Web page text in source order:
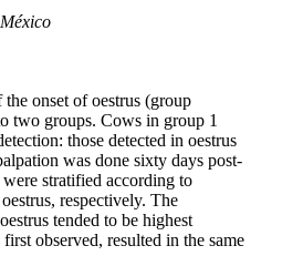
onset of oestrus (group
two groups. Cows in group 1
those detected in oestrus
was done sixty days post-
stratified according to
respectively. The
tended to be highest
observed, resulted in the same